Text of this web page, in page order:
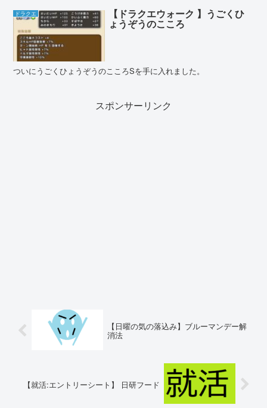
ドラクエ 【ドラクエウォーク 】うごくひ
ょうぞうのこころ
ついにうごくひょうぞうのこころSを手に入れました。
スポンサーリンク
【日曜の気の落込み】ブルーマンデー解
消法
【就活:エントリーシート】 日研フード